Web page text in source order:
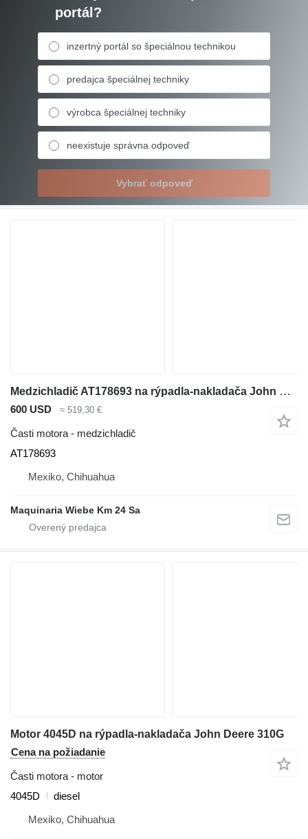
portál?
inzertný portál so špeciálnou technikou
predajca špeciálnej techniky
výrobca špeciálnej techniky
neexistuje správna odpoveď
Vybrať odpoveď
Medzichladič AT178693 na rýpadla-nakladača John Deere 310G
600 USD ≈ 519,30 €
Časti motora - medzichladič
AT178693
Mexiko, Chihuahua
Maquinaria Wiebe Km 24 Sa
Motor 4045D na rýpadla-nakladača John Deere 310G
Cena na požiadanie
Časti motora - motor
4045D
diesel
Mexiko, Chihuahua